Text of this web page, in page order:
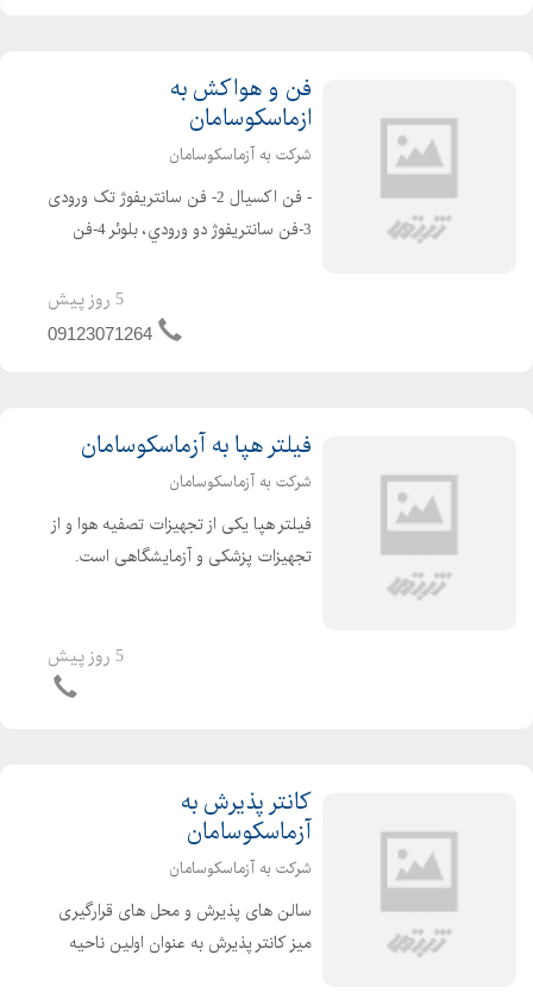
فن و هواکش به
ازماسکوسامان
شرکت به آزماسکوسامان
- فن اکسیال 2- فن سانتریفوژ تک ورودی
3-فن سانتريفوژ دو ورودي، بلوئر 4-فن
اسيدPVC 6-فن سقفي 7- فن بين كانالي
5 روز پیش
09123071264
فیلتر هپا به آزماسکوسامان
شرکت به آزماسکوسامان
فیلتر هپا یکی از تجهیزات تصفیه هوا و از
تجهیزات پزشکی و آزمایشگاهی است.
موثرترین روش های تصفیه هوا است.
5 روز پیش
کانتر پذیرش به
آزماسکوسامان
شرکت به آزماسکوسامان
سالن های پذیرش و محل های قرارگیری
میز کانتر پذیرش به عنوان اولین ناحیه